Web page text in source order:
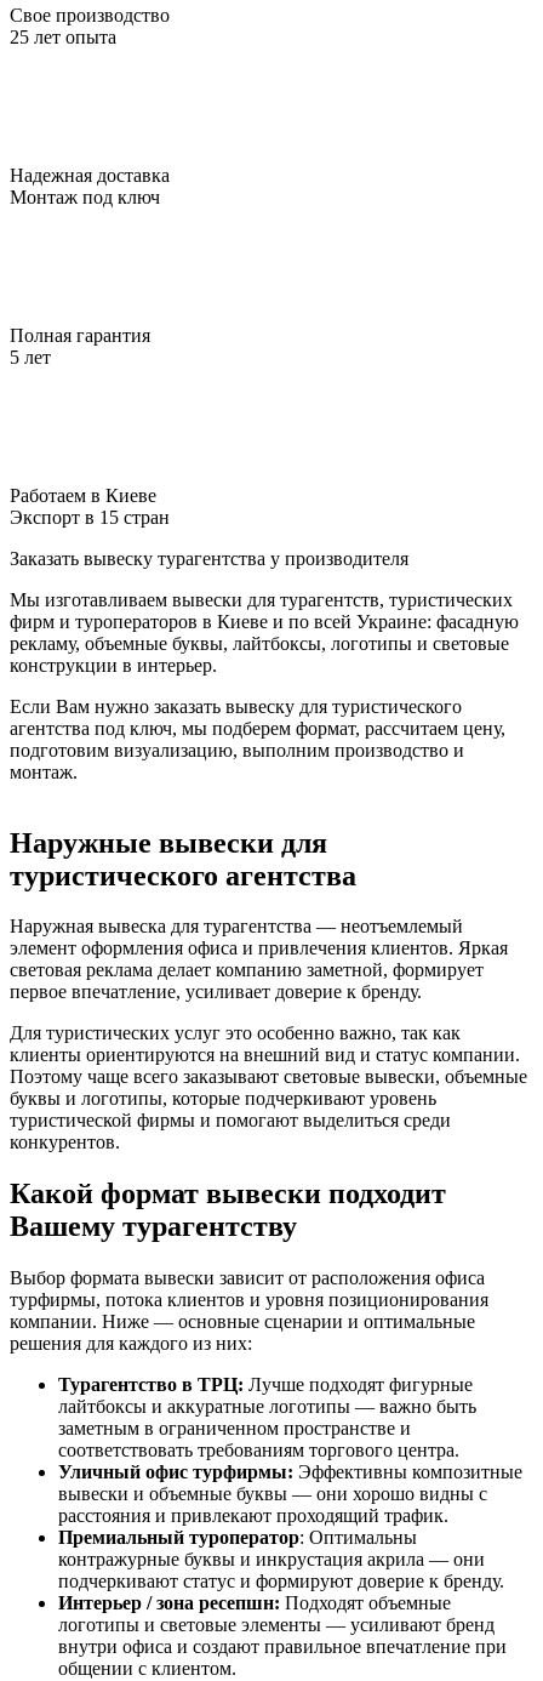
Свое производство
25 лет опыта
Надежная доставка
Монтаж под ключ
Полная гарантия
5 лет
Работаем в Киеве
Экспорт в 15 стран
Заказать вывеску турагентства у производителя
Мы изготавливаем вывески для турагентств, туристических
фирм и туроператоров в Киеве и по всей Украине: фасадную
рекламу, объемные буквы, лайтбоксы, логотипы и световые
конструкции в интерьер.
Если Вам нужно заказать вывеску для туристического
агентства под ключ, мы подберем формат, рассчитаем цену,
подготовим визуализацию, выполним производство и
монтаж.
Наружные вывески для
туристического агентства
Наружная вывеска для турагентства — неотъемлемый
элемент оформления офиса и привлечения клиентов. Яркая
световая реклама делает компанию заметной, формирует
первое впечатление, усиливает доверие к бренду.
Для туристических услуг это особенно важно, так как
клиенты ориентируются на внешний вид и статус компании.
Поэтому чаще всего заказывают световые вывески, объемные
буквы и логотипы, которые подчеркивают уровень
туристической фирмы и помогают выделиться среди
конкурентов.
Какой формат вывески подходит
Вашему турагентству
Выбор формата вывески зависит от расположения офиса
турфирмы, потока клиентов и уровня позиционирования
компании. Ниже — основные сценарии и оптимальные
решения для каждого из них:
Турагентство в ТРЦ: Лучше подходят фигурные
лайтбоксы и аккуратные логотипы — важно быть
заметным в ограниченном пространстве и
соответствовать требованиям торгового центра.
Уличный офис турфирмы: Эффективны композитные
вывески и объемные буквы — они хорошо видны с
расстояния и привлекают проходящий трафик.
Премиальный туроператор: Оптимальны
контражурные буквы и инкрустация акрила — они
подчеркивают статус и формируют доверие к бренду.
Интерьер / зона ресепшн: Подходят объемные
логотипы и световые элементы — усиливают бренд
внутри офиса и создают правильное впечатление при
общении с клиентом.